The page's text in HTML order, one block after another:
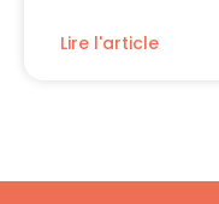
Lire l'article